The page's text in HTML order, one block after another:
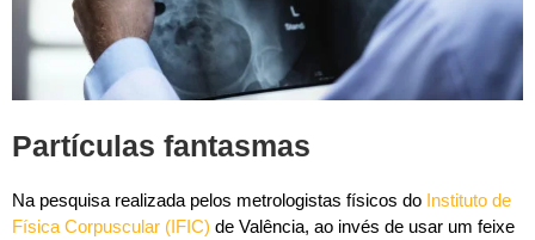
Partículas fantasmas
Na pesquisa realizada pelos metrologistas físicos do Instituto de
Física Corpuscular (IFIC) de Valência, ao invés de usar um feixe